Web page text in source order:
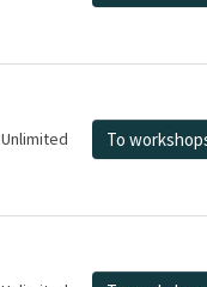
Unlimited To